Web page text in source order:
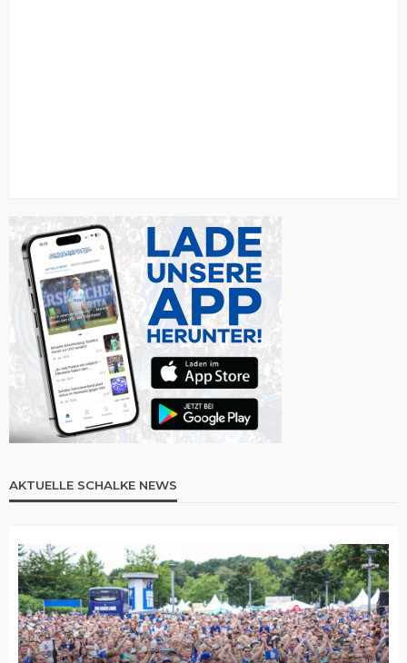
AKTUELLE SCHALKE NEWS